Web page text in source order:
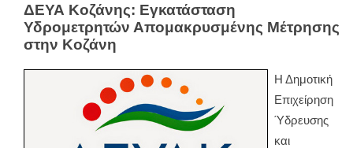
ΔΕΥΑ Κοζάνης: Εγκατάσταση
Υδρομετρητών Απομακρυσμένης Μέτρησης
στην Κοζάνη
Η Δημοτική
Επιχείρηση
Ύδρευσης
και